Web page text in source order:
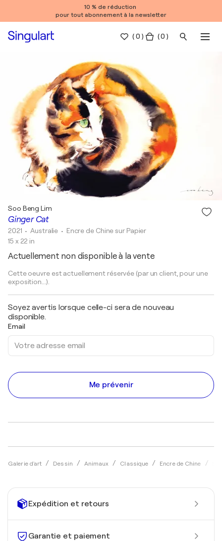
10 % de réduction
pour tout abonnement à la newsletter
(0 ) ( 0 )
Galerie d'art Dessin Animaux Classique Encre de Chine
Ginger Cat
Soo Beng Lim
2021 • Australie • Encre de Chine sur Papier
15 x 22 in
Actuellement non disponible à la vente
Cette oeuvre est actuellement réservée (par un client, pour une
exposition...).
Soyez avertis lorsque celle-ci sera de nouveau
disponible.
Email
Me prévenir
Expédition et retours
Garantie et paiement